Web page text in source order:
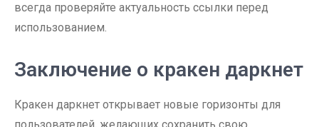
всегда проверяйте актуальность ссылки перед
использованием.
Заключение о кракен даркнет
Кракен даркнет открывает новые горизонты для